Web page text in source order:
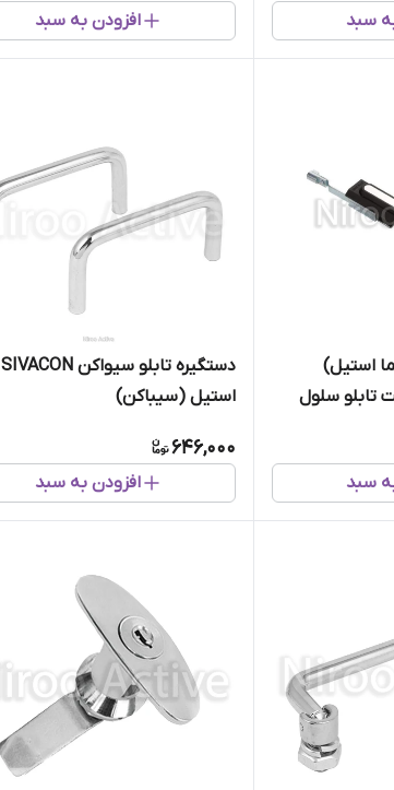
سبد افزودن به سبد
استیل)
سبد
دستگیره تابلو سیواکن SIVACON
استیل (سیباکن)
646,000
افزودن به سبد